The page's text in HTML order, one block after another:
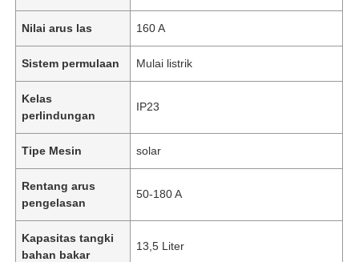
Nilai arus las 160 A
Sistem permulaan Mulai listrik
Kelas
perlindungan
IP23
Tipe Mesin solar
Rentang arus
pengelasan
50-180 A
Kapasitas tangki
bahan bakar
13,5 Liter